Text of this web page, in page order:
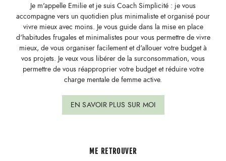
Je m'appelle Emilie et je suis Coach Simplicité : je vous
accompagne vers un quotidien plus minimaliste et organisé pour
vivre mieux avec moins. Je vous guide dans la mise en place
d'habitudes frugales et minimalistes pour vous permettre de vivre
mieux, de vous organiser facilement et d'allouer votre budget à
vos projets. Je veux vous libérer de la surconsommation, vous
permettre de vous réapproprier votre budget et réduire votre
charge mentale de femme active.
EN SAVOIR PLUS SUR MOI
ME RETROUVER